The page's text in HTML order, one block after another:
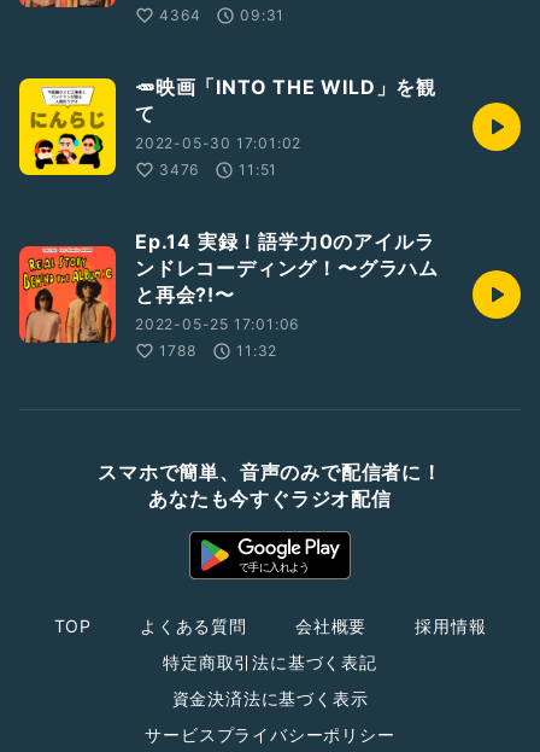
4364
09:31
🥕映画「INTO THE WILD」を観
て
2022-05-30 17:01:02
3476
11:51
Ep.14 実録！語学力0のアイルラ
ンドレコーディング！〜グラハム
と再会?!〜
2022-05-25 17:01:06
1788
11:32
スマホで簡単、音声のみで配信者に！
あなたも今すぐラジオ配信
TOP よくある質問 会社概要
採用情報
特定商取引法に基づく表記
資金決済法に基づく表示
サービスプライバシーポリシー